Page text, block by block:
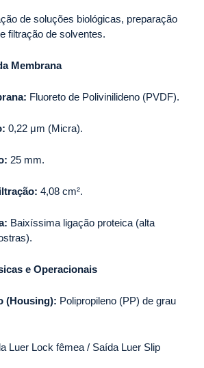
de soluções biológicas, preparação
filtração de solventes.
Membrana
Fluoreto de Polivinilideno (PVDF).
0,22 μm (Micra).
25 mm.
4,08 cm².
Baixíssima ligação proteica (alta
e Operacionais
(Housing): Polipropileno (PP) de grau
Luer Lock fêmea / Saída Luer Slip